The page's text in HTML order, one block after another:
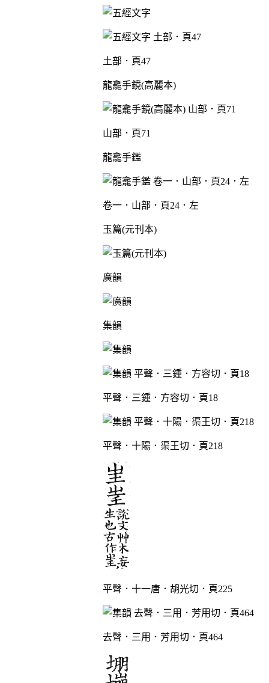
土部．頁47
龍龕手鏡(高麗本)
山部．頁71
龍龕手鑑
卷一．山部．頁24．左
玉篇(元刊本)
廣韻
集韻
平聲．三鍾．方容切．頁18
平聲．十陽．渠王切．頁218
平聲．十一唐．胡光切．頁225
去聲．三用．芳用切．頁464